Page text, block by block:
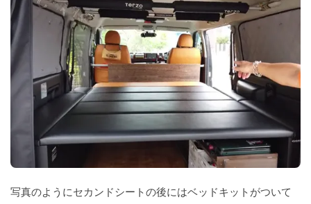
写真のようにセカンドシートの後にはベッドキットがついて